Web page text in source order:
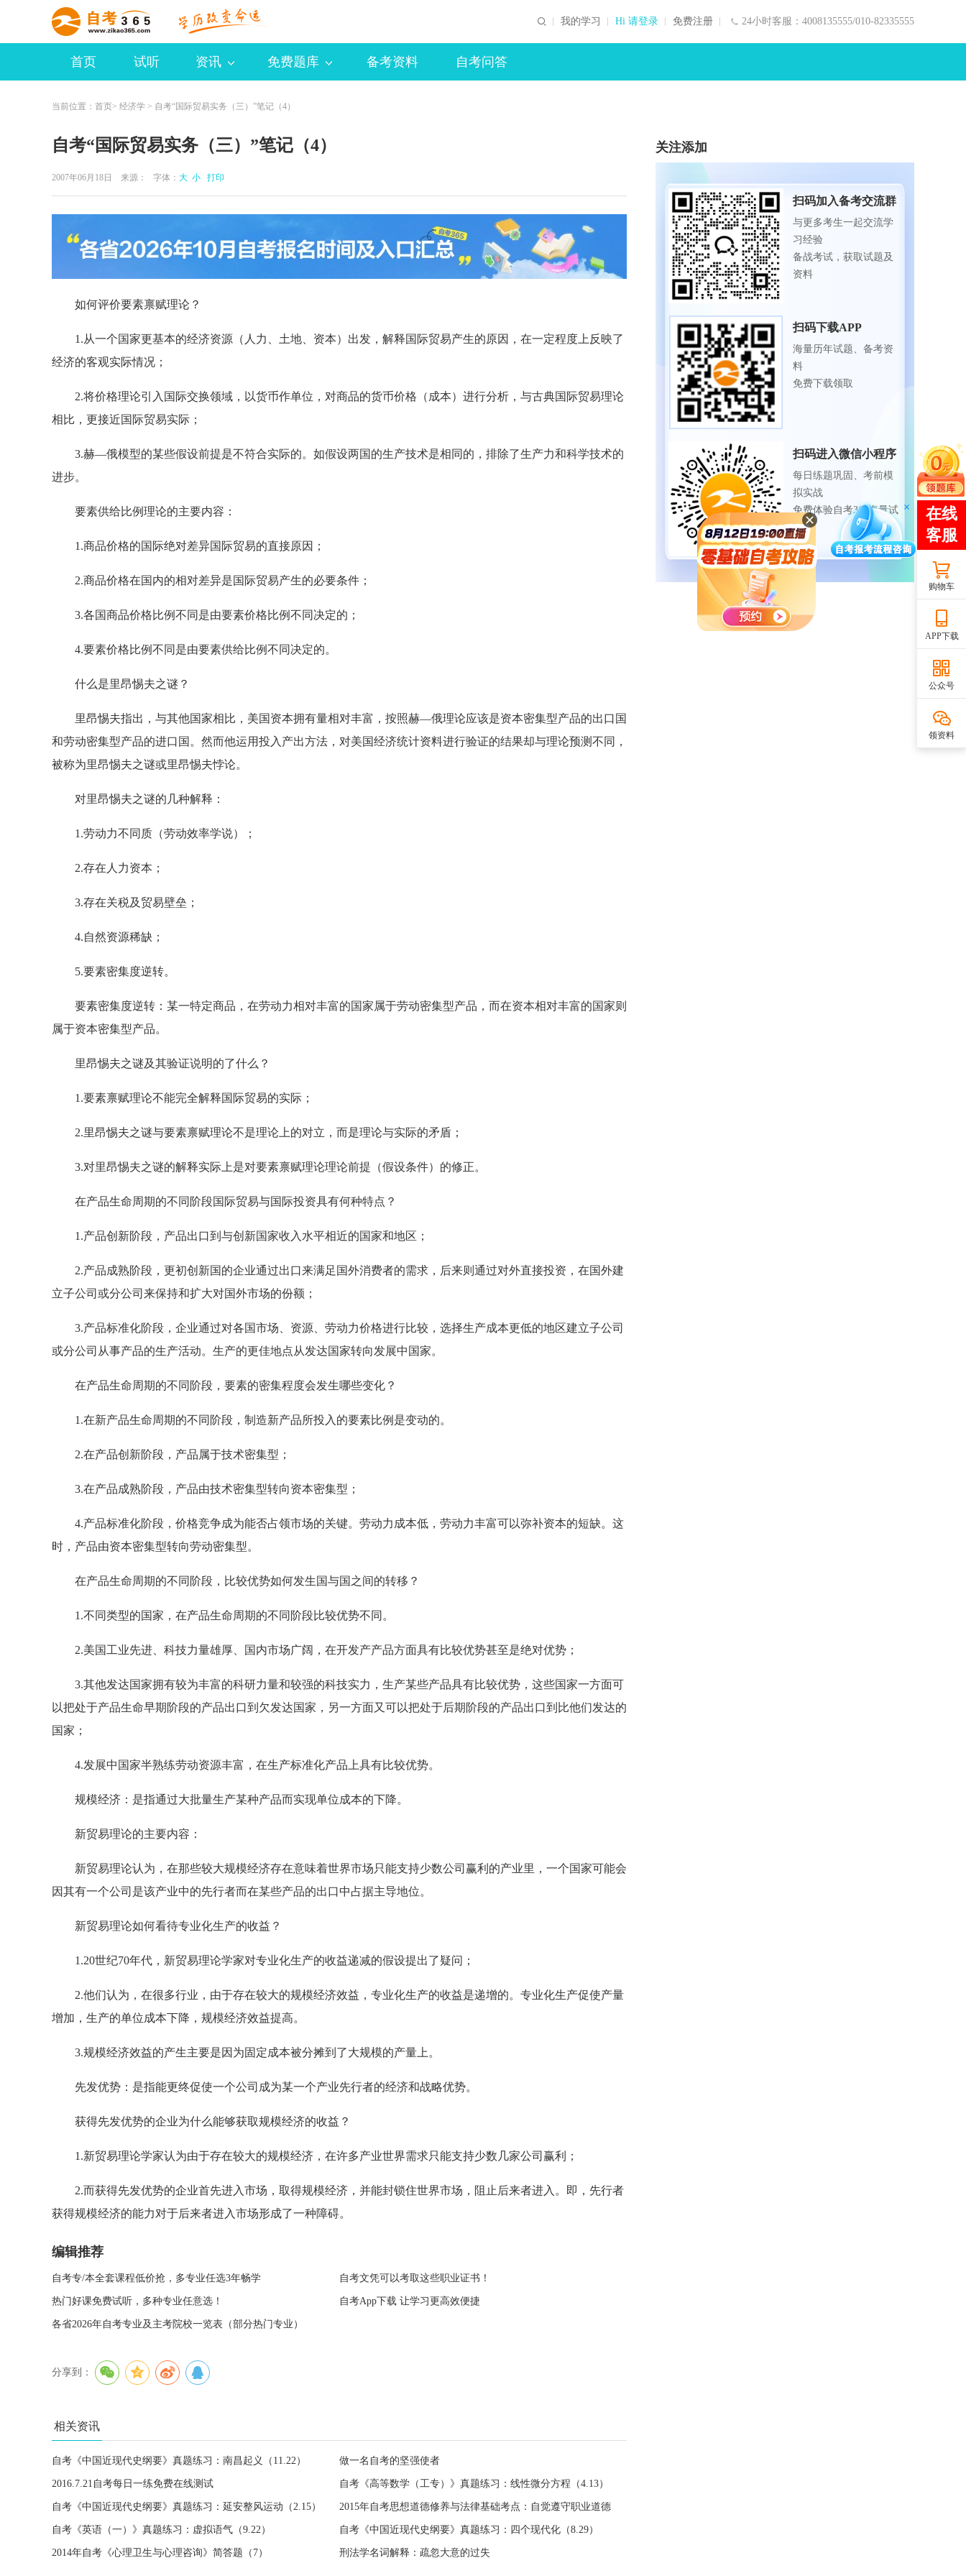
24小时客服：4008135555/010-82335555
我的学习 Hi 请登录 免费注册
首页 试听 资讯 免费题库 备考资料 自考问答
当前位置： 首页> 经济学 > 自考“国际贸易实务（三）”笔记（4）
自考“国际贸易实务（三）”笔记（4）
2007年06月18日 来源： 字体： 大 小 打印
如何评价要素禀赋理论？
1.从一个国家更基本的经济资源（人力、土地、资本）出发，解释国际贸易产生的原因，在一定程度上反映了
经济的客观实际情况；
2.将价格理论引入国际交换领域，以货币作单位，对商品的货币价格（成本）进行分析，与古典国际贸易理论
相比，更接近国际贸易实际；
3.赫—俄模型的某些假设前提是不符合实际的。如假设两国的生产技术是相同的，排除了生产力和科学技术的
进步。
要素供给比例理论的主要内容：
1.商品价格的国际绝对差异国际贸易的直接原因；
2.商品价格在国内的相对差异是国际贸易产生的必要条件；
3.各国商品价格比例不同是由要素价格比例不同决定的；
4.要素价格比例不同是由要素供给比例不同决定的。
什么是里昂惕夫之谜？
里昂惕夫指出，与其他国家相比，美国资本拥有量相对丰富，按照赫—俄理论应该是资本密集型产品的出口国
和劳动密集型产品的进口国。然而他运用投入产出方法，对美国经济统计资料进行验证的结果却与理论预测不同，
被称为里昂惕夫之谜或里昂惕夫悖论。
对里昂惕夫之谜的几种解释：
1.劳动力不同质（劳动效率学说）；
2.存在人力资本；
3.存在关税及贸易壁垒；
4.自然资源稀缺；
5.要素密集度逆转。
要素密集度逆转：某一特定商品，在劳动力相对丰富的国家属于劳动密集型产品，而在资本相对丰富的国家则
属于资本密集型产品。
里昂惕夫之谜及其验证说明的了什么？
1.要素禀赋理论不能完全解释国际贸易的实际；
2.里昂惕夫之谜与要素禀赋理论不是理论上的对立，而是理论与实际的矛盾；
3.对里昂惕夫之谜的解释实际上是对要素禀赋理论理论前提（假设条件）的修正。
在产品生命周期的不同阶段国际贸易与国际投资具有何种特点？
1.产品创新阶段，产品出口到与创新国家收入水平相近的国家和地区；
2.产品成熟阶段，更初创新国的企业通过出口来满足国外消费者的需求，后来则通过对外直接投资，在国外建
立子公司或分公司来保持和扩大对国外市场的份额；
3.产品标准化阶段，企业通过对各国市场、资源、劳动力价格进行比较，选择生产成本更低的地区建立子公司
或分公司从事产品的生产活动。生产的更佳地点从发达国家转向发展中国家。
在产品生命周期的不同阶段，要素的密集程度会发生哪些变化？
1.在新产品生命周期的不同阶段，制造新产品所投入的要素比例是变动的。
2.在产品创新阶段，产品属于技术密集型；
3.在产品成熟阶段，产品由技术密集型转向资本密集型；
4.产品标准化阶段，价格竞争成为能否占领市场的关键。劳动力成本低，劳动力丰富可以弥补资本的短缺。这
时，产品由资本密集型转向劳动密集型。
在产品生命周期的不同阶段，比较优势如何发生国与国之间的转移？
1.不同类型的国家，在产品生命周期的不同阶段比较优势不同。
2.美国工业先进、科技力量雄厚、国内市场广阔，在开发产产品方面具有比较优势甚至是绝对优势；
3.其他发达国家拥有较为丰富的科研力量和较强的科技实力，生产某些产品具有比较优势，这些国家一方面可
以把处于产品生命早期阶段的产品出口到欠发达国家，另一方面又可以把处于后期阶段的产品出口到比他们发达的
国家；
4.发展中国家半熟练劳动资源丰富，在生产标准化产品上具有比较优势。
规模经济：是指通过大批量生产某种产品而实现单位成本的下降。
新贸易理论的主要内容：
新贸易理论认为，在那些较大规模经济存在意味着世界市场只能支持少数公司赢利的产业里，一个国家可能会
因其有一个公司是该产业中的先行者而在某些产品的出口中占据主导地位。
新贸易理论如何看待专业化生产的收益？
1.20世纪70年代，新贸易理论学家对专业化生产的收益递减的假设提出了疑问；
2.他们认为，在很多行业，由于存在较大的规模经济效益，专业化生产的收益是递增的。专业化生产促使产量
增加，生产的单位成本下降，规模经济效益提高。
3.规模经济效益的产生主要是因为固定成本被分摊到了大规模的产量上。
先发优势：是指能更终促使一个公司成为某一个产业先行者的经济和战略优势。
获得先发优势的企业为什么能够获取规模经济的收益？
1.新贸易理论学家认为由于存在较大的规模经济，在许多产业世界需求只能支持少数几家公司赢利；
2.而获得先发优势的企业首先进入市场，取得规模经济，并能封锁住世界市场，阻止后来者进入。即，先行者
获得规模经济的能力对于后来者进入市场形成了一种障碍。
编辑推荐
自考专/本全套课程低价抢，多专业任选3年畅学 自考文凭可以考取这些职业证书！
热门好课免费试听，多种专业任意选！ 自考App下载 让学习更高效便捷
各省2026年自考专业及主考院校一览表（部分热门专业）
分享到：
相关资讯
自考《中国近现代史纲要》真题练习：南昌起义（11.22） 做一名自考的坚强使者
2016.7.21自考每日一练免费在线测试 自考《高等数学（工专）》真题练习：线性微分方程（4.13）
自考《中国近现代史纲要》真题练习：延安整风运动（2.15） 2015年自考思想道德修养与法律基础考点：自觉遵守职业道德
自考《英语（一）》真题练习：虚拟语气（9.22） 自考《中国近现代史纲要》真题练习：四个现代化（8.29）
2014年自考《心理卫生与心理咨询》简答题（7） 刑法学名词解释：疏忽大意的过失
关注添加
扫码加入备考交流群
与更多考生一起交流学
习经验
备战考试，获取试题及
资料
扫码下载APP
海量历年试题、备考资
料
免费下载领取
扫码进入微信小程序
每日练题巩固、考前模
拟实战
免费体验自考365海量试
题
购物车
APP下载
公众号
领资料